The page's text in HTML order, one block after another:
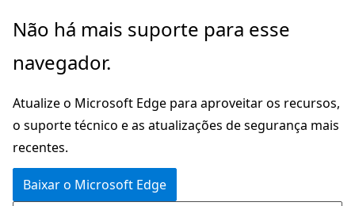
Pular
o
principal
Não há mais suporte para esse
navegador.
Atualize o Microsoft Edge para aproveitar os recursos,
o suporte técnico e as atualizações de segurança mais
recentes.
Baixar o Microsoft Edge